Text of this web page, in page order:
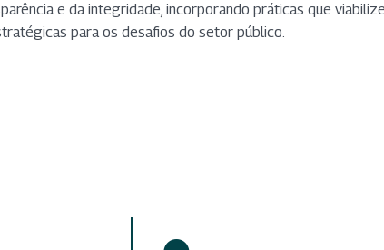
e da integridade, incorporando práticas que
para os desafios do setor público.